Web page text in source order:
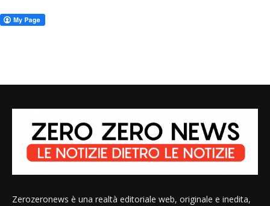
Zerozeronews è una realtà editoriale web, originale e inedita,